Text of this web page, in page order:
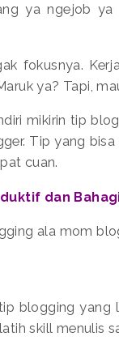
ya ngejob
fokusnya.
ya? Tapi,
mikirin tip
Tip yang
cuan.
dan
ala mom
blogging yang
skill menulis